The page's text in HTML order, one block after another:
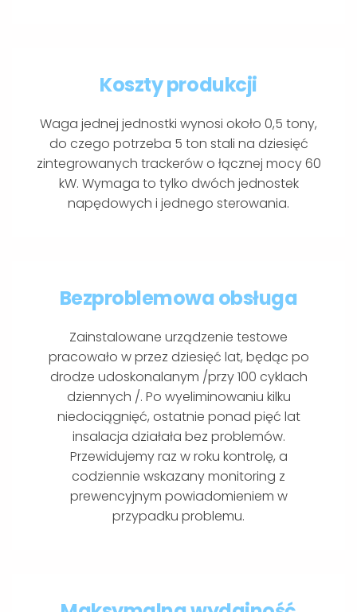
Koszty produkcji
Waga jednej jednostki wynosi około 0,5 tony,
do czego potrzeba 5 ton stali na dziesięć
zintegrowanych trackerów o łącznej mocy 60
kW. Wymaga to tylko dwóch jednostek
napędowych i jednego sterowania.
Bezproblemowa obsługa
Zainstalowane urządzenie testowe
pracowało w przez dziesięć lat, będąc po
drodze udoskonalanym /przy 100 cyklach
dziennych /. Po wyeliminowaniu kilku
niedociągnięć, ostatnie ponad pięć lat
insalacja działała bez problemów.
Przewidujemy raz w roku kontrolę, a
codziennie wskazany monitoring z
prewencyjnym powiadomieniem w
przypadku problemu.